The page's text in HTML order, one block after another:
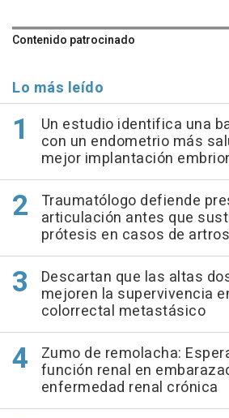
Contenido patrocinado
Lo más leído
Un estudio identifica una
con un endometrio más
mejor implantación
Traumatólogo defiende
articulación antes que
prótesis en casos de
Descartan que las altas
mejoren la supervivencia
colorrectal metastásico
Zumo de remolacha:
función renal en
enfermedad renal crónica